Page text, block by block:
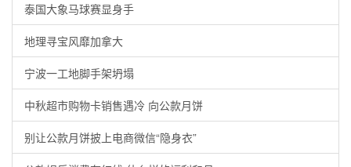
泰国大象马球赛显身手
地理寻宝风靡加拿大
宁波一工地脚手架坍塌
中秋超市购物卡销售遇冷 向公款月饼
别让公款月饼披上电商微信“隐身衣”